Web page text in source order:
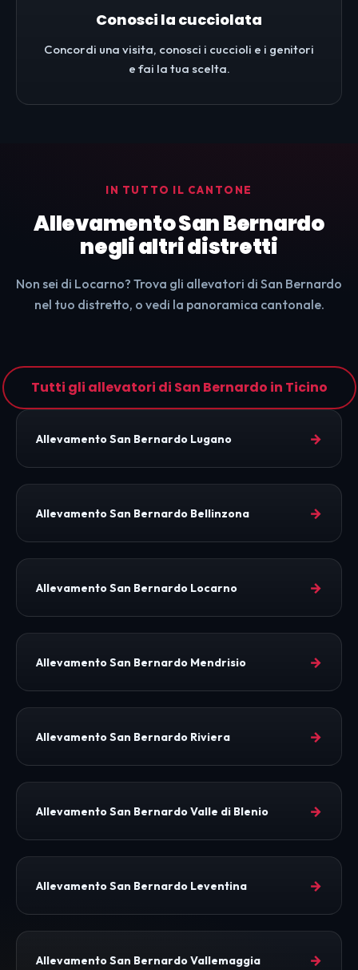
Conosci la cucciolata
Concordi una visita, conosci i cuccioli e i genitori
e fai la tua scelta.
IN TUTTO IL CANTONE
Allevamento San Bernardo
negli altri distretti
Non sei di Locarno? Trova gli allevatori di San Bernardo
nel tuo distretto, o vedi la panoramica cantonale.
Tutti gli allevatori di San Bernardo in Ticino
Allevamento San Bernardo Lugano →
Allevamento San Bernardo Bellinzona →
Allevamento San Bernardo Locarno →
Allevamento San Bernardo Mendrisio →
Allevamento San Bernardo Riviera →
Allevamento San Bernardo Valle di Blenio →
Allevamento San Bernardo Leventina →
Allevamento San Bernardo Vallemaggia →